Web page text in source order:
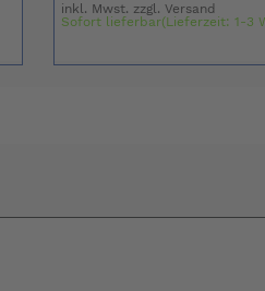
inkl. Mwst. zzgl.Versand
Sofort lieferbar(Lieferzeit: 1-3